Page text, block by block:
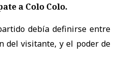
a Colo Colo.
debía definirse entre
del visitante, y el poder de